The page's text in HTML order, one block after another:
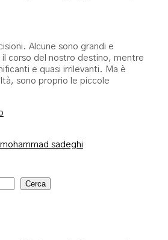
Alcune sono grandi e
il corso del nostro destino, mentre
e quasi irrilevanti. Ma è
sono proprio le piccole
sadeghi
Cerca